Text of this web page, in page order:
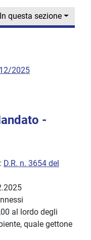
In questa sezione
2025
-
D.R. n. 3654 del
al lordo degli
quale gettone